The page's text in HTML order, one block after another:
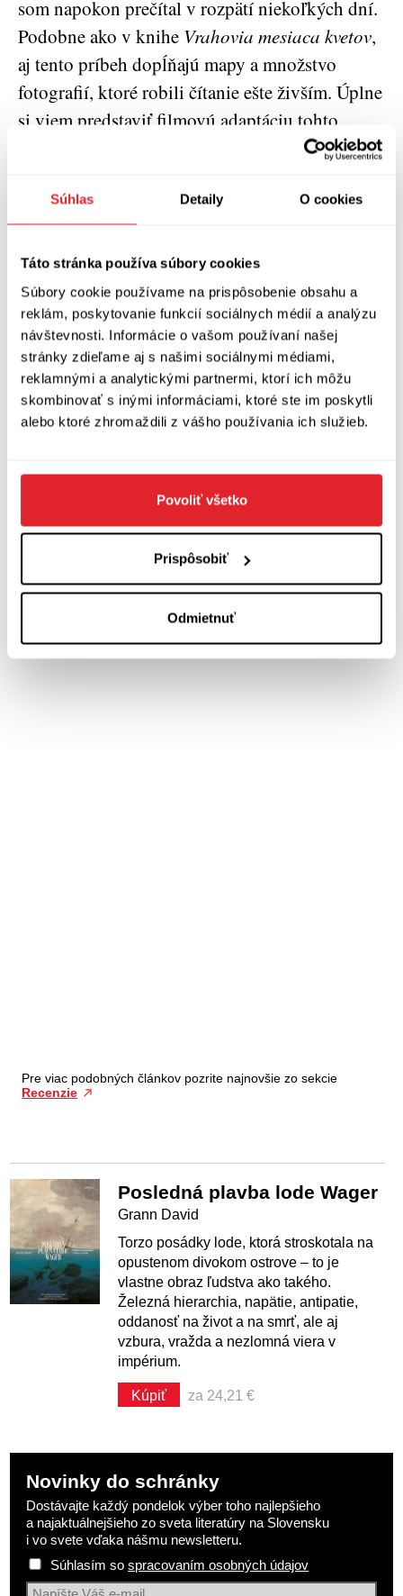
Súhlas Detaily O cookies
Táto stránka používa súbory cookies
Súbory cookie používame na prispôsobenie obsahu a
reklám, poskytovanie funkcií sociálnych médií a analýzu
návštevnosti. Informácie o vašom používaní našej
stránky zdieľame aj s našimi sociálnymi médiami,
reklamnými a analytickými partnermi, ktorí ich môžu
skombinovať s inými informáciami, ktoré ste im poskytli
alebo ktoré zhromaždili z vášho používania ich služieb.
Povoliť všetko
Prispôsobiť
Odmietnuť
som napokon prečítal v rozpätí niekoľkých dní.
Podobne ako v knihe Vrahovia mesiaca kvetov,
aj tento príbeh dopĺňajú mapy a množstvo
fotografií, ktoré robili čítanie ešte živším. Úplne
si viem predstaviť filmovú adaptáciu tohto
príbehu. Šepká sa o ďalšom filmovom projekte
uvidíme, budem sa tešiť. :)
David Grann: Posledná plavba lode Wager
Preklad: Samuel Marec
Absynt, 2024
Zobraziť diskusiu (Napíšte prvý komentár)
Pre viac podobných článkov pozrite najnovšie zo sekcie
Recenzie
Posledná plavba lode Wager
Grann David
Torzo posádky lode, ktorá stroskotala na
opustenom divokom ostrove – to je
vlastne obraz ľudstva ako takého.
Železná hierarchia, napätie, antipatie,
oddanosť na život a na smrť, ale aj
vzbura, vražda a nezlomná viera v
impérium.
Kúpiť za 24,21 €
Novinky do schránky
Dostávajte každý pondelok výber toho najlepšieho
a najaktuálnejšieho zo sveta literatúry na Slovensku
i vo svete vďaka nášmu newsletteru.
Súhlasím sospracovaním osobných údajov